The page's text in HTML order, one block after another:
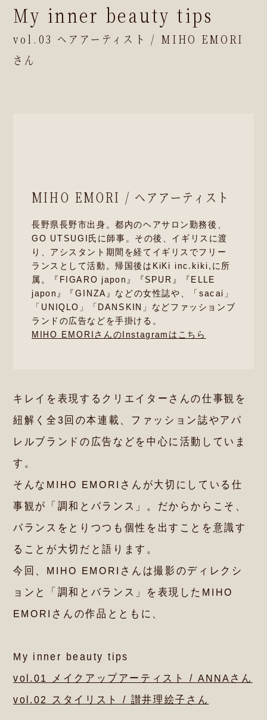
My inner beauty tips
vol.03 ヘアアーティスト / MIHO EMORI
さん
MIHO EMORI / ヘアアーティスト
長野県長野市出身。都内のヘアサロン勤務後、
GO UTSUGI氏に師事。その後、イギリスに渡
り、アシスタント期間を経てイギリスでフリー
ランスとして活動。帰国後はKiKi inc.kiki,に所
属。『FIGARO japon』『SPUR』『ELLE
japon』『GINZA』などの女性誌や、「sacai」
「UNIQLO」「DANSKIN」などファッションブ
ランドの広告などを手掛ける。
MIHO EMORIさんのInstagramはこちら
キレイを表現するクリエイターさんの仕事観を
紐解く全3回の本連載、 ファッション誌やアパ
レルブランドの広告などを中心に活動していま
す。
そんなMIHO EMORIさんが大切にしている仕
事観が「調和とバランス」。 だからからこそ、
バランスをとりつつも個性を出すことを意識す
ることが大切だと語ります。
今回、MIHO EMORIさんは撮影のディレクシ
ョンと
「調和とバランス」を表現したMIHO
EMORIさんの作品とともに、
My inner beauty tips
vol.01 メイクアップアーティスト / ANNAさん
vol.02 スタイリスト / 讃井理絵子さん